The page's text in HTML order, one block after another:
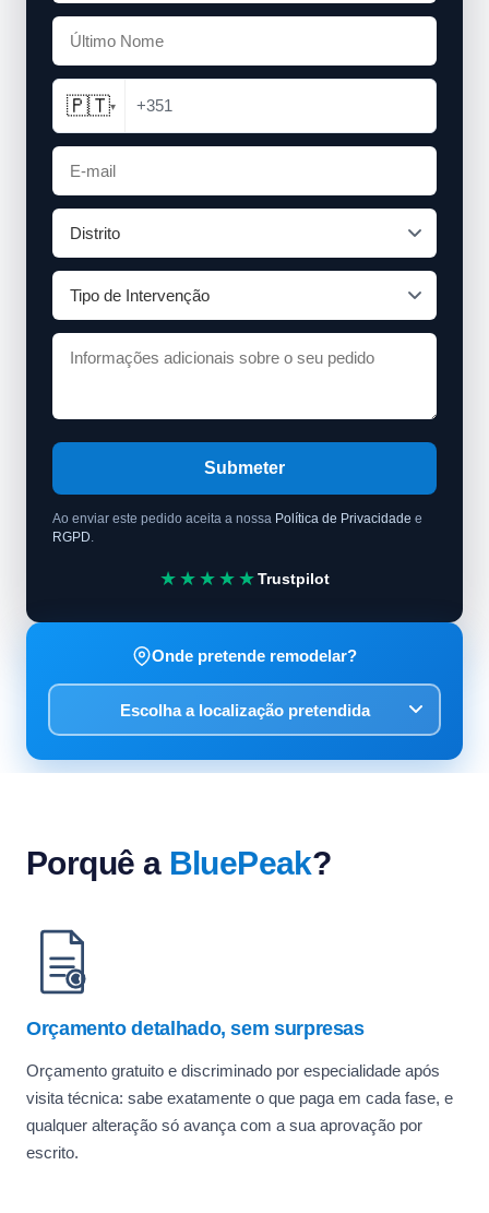
🇵🇹▾ +351
Submeter
Ao enviar este pedido aceita a nossa Política de Privacidade e
RGPD
★★★★★Trustpilot
Onde pretende remodelar?
Porquê a BluePeak?
Orçamento detalhado, sem surpresas
Orçamento gratuito e discriminado por especialidade após
visita técnica: sabe exatamente o que paga em cada fase, e
qualquer alteração só avança com a sua aprovação por
escrito.